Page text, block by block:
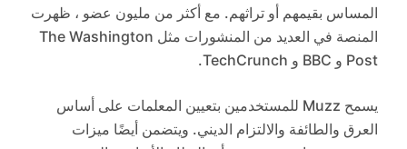
المساس بقيمهم أو تراثهم. مع أكثر من مليون عضو ، ظهرت
المنصة في العديد من المنشورات مثل The Washington
Post و BBC و TechCrunch.
يسمح Muzz للمستخدمين بتعيين المعلمات على أساس
العرق والطائفة والالتزام الديني. ويتضمن أيضًا ميزات